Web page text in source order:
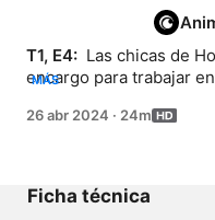
T1, E4: Las chicas de
encargo para trabajar
son las propias chicas
MÁS
26 abr 2024 · 24m
Ficha técnica